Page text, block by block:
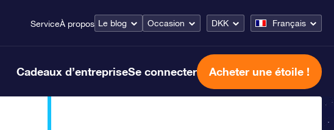
ServiceÀ propos Le blog Occasion DKK Français
Cadeaux d’entrepriseSe connecter Acheter une étoile !